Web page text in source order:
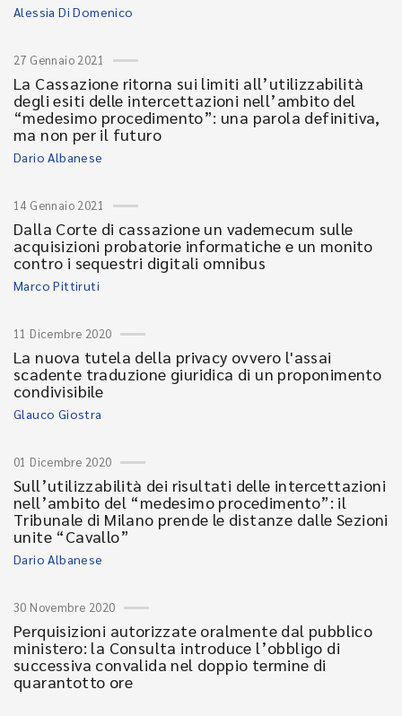
Alessia Di Domenico
27 Gennaio 2021
La Cassazione ritorna sui limiti all’utilizzabilità
degli esiti delle intercettazioni nell’ambito del
“medesimo procedimento”: una parola definitiva,
ma non per il futuro
Dario Albanese
14 Gennaio 2021
Dalla Corte di cassazione un vademecum sulle
acquisizioni probatorie informatiche e un monito
contro i sequestri digitali omnibus
Marco Pittiruti
11 Dicembre 2020
La nuova tutela della privacy ovvero l'assai
scadente traduzione giuridica di un proponimento
condivisibile
Glauco Giostra
01 Dicembre 2020
Sull’utilizzabilità dei risultati delle intercettazioni
nell’ambito del “medesimo procedimento”: il
Tribunale di Milano prende le distanze dalle Sezioni
unite “Cavallo”
Dario Albanese
30 Novembre 2020
Perquisizioni autorizzate oralmente dal pubblico
ministero: la Consulta introduce l’obbligo di
successiva convalida nel doppio termine di
quarantotto ore